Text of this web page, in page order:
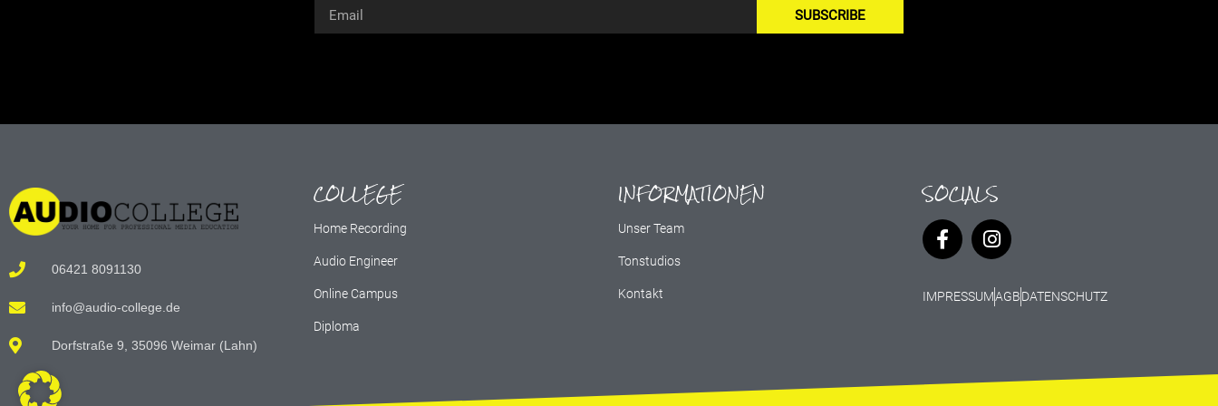
SUBSCRIBE
06421 8091130
info@audio-college.de
Dorfstraße 9, 35096 Weimar (Lahn)
COLLEGE
Home Recording
Audio Engineer
Online Campus
Diploma
INFORMATIONEN
Unser Team
Tonstudios
Kontakt
SOCIALS
IMPRESSUMAGBDATENSCHUTZ